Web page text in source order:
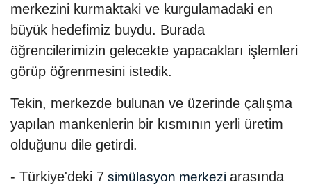
merkezini kurmaktaki ve kurgulamadaki en
büyük hedefimiz buydu. Burada
öğrencilerimizin gelecekte yapacakları işlemleri
görüp öğrenmesini istedik.
Tekin, merkezde bulunan ve üzerinde çalışma
yapılan mankenlerin bir kısmının yerli üretim
olduğunu dile getirdi.
- Türkiye'deki 7 simülasyon merkezi arasında